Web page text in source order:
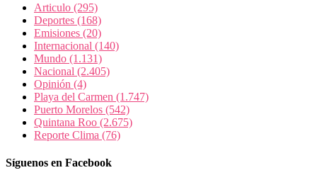
Articulo (295)
Deportes (168)
Emisiones (20)
Internacional (140)
Mundo (1.131)
Nacional (2.405)
Opinión (4)
Playa del Carmen (1.747)
Puerto Morelos (542)
Quintana Roo (2.675)
Reporte Clima (76)
Síguenos en Facebook